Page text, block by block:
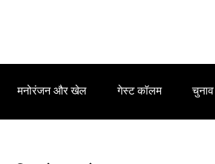
मनोरंजन और खेल गेस्ट कॉलम चुनाव